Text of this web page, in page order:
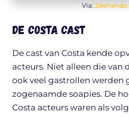
Via:
De Costa cast
De cast van Costa kende
acteurs. Niet alleen die van
ook veel gastrollen werden
zogenaamde soapies. De
Costa acteurs waren als